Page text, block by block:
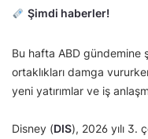
Şimdi haberler!
Bu hafta ABD gündemine
ortaklıkları damga
yeni yatırımlar ve iş
Disney (DIS), 2026 yılı 3.